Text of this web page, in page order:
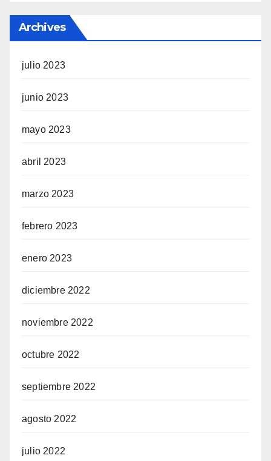
Archives
julio 2023
junio 2023
mayo 2023
abril 2023
marzo 2023
febrero 2023
enero 2023
diciembre 2022
noviembre 2022
octubre 2022
septiembre 2022
agosto 2022
julio 2022